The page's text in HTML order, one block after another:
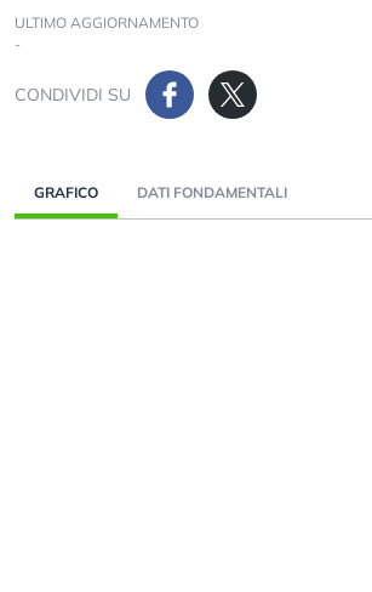
ULTIMO AGGIORNAMENTO
-
CONDIVIDI SU
GRAFICO DATI FONDAMENTALI